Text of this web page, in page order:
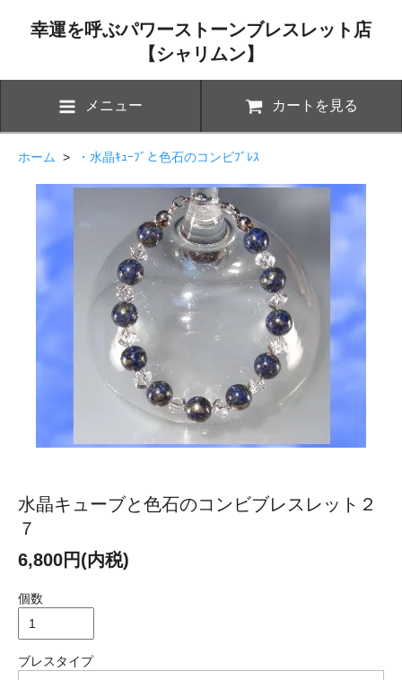
幸運を呼ぶパワーストーンブレスレット店
【シャリムン】
メニュー カートを見る
ホーム > ・水晶ｷｭｰﾌﾞと色石のコンビﾌﾞﾚｽ
水晶キューブと色石のコンビブレスレット２
７
6,800円(内税)
個数
ブレスタイプ